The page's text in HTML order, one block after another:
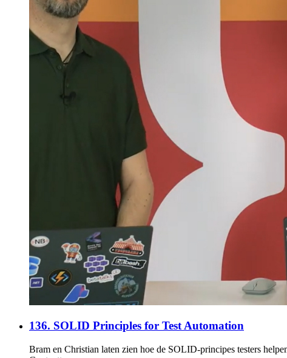
136. SOLID Principles for Test Automation
Bram en Christian laten zien hoe de SOLID-principes testers